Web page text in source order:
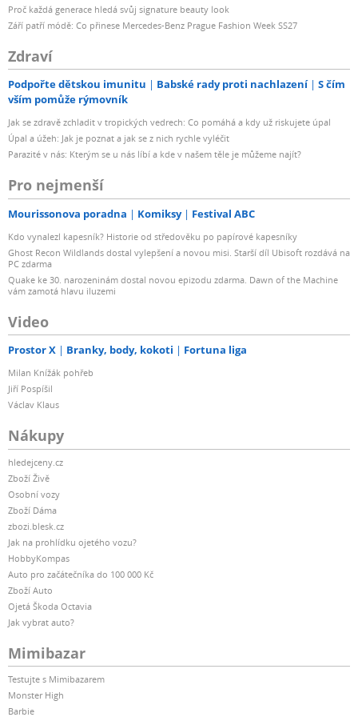
Proč každá generace hledá svůj signature beauty look
Září patří módě: Co přinese Mercedes-Benz Prague Fashion Week SS27
Zdraví
Podpořte dětskou imunitu Babské rady proti nachlazení
S čím
vším pomůže rýmovník
Jak se zdravě zchladit v tropických vedrech: Co pomáhá a kdy už riskujete úpal
Úpal a úžeh: Jak je poznat a jak se z nich rychle vyléčit
Parazité v nás: Kterým se u nás líbí a kde v našem těle je můžeme najít?
Pro nejmenší
Mourissonova poradna Komiksy Festival ABC
Kdo vynalezl kapesník? Historie od středověku po papírové kapesníky
Ghost Recon Wildlands dostal vylepšení a novou misi. Starší díl Ubisoft rozdává na
PC zdarma
Quake ke 30. narozeninám dostal novou epizodu zdarma. Dawn of the Machine
vám zamotá hlavu iluzemi
Video
Prostor X Branky, body, kokoti Fortuna liga
Milan Knížák pohřeb
Jiří Pospíšil
Václav Klaus
Nákupy
hledejceny.cz
Zboží Živě
Osobní vozy
Zboží Dáma
zbozi.blesk.cz
Jak na prohlídku ojetého vozu?
HobbyKompas
Auto pro začátečníka do 100 000 Kč
Zboží Auto
Ojetá Škoda Octavia
Jak vybrat auto?
Mimibazar
Testujte s Mimibazarem
Monster High
Barbie